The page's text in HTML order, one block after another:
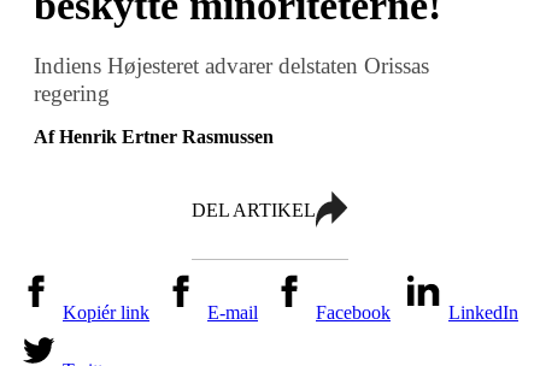
Indiens Højesteret advarer delstaten Orissas
regering
Af Henrik Ertner Rasmussen
DEL ARTIKEL
Kopiér link E-mail Facebook LinkedIn